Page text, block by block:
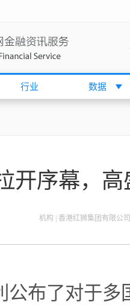
行业 数据
开序幕，
机构 | 香港红狮集团有限公司
公布了对于